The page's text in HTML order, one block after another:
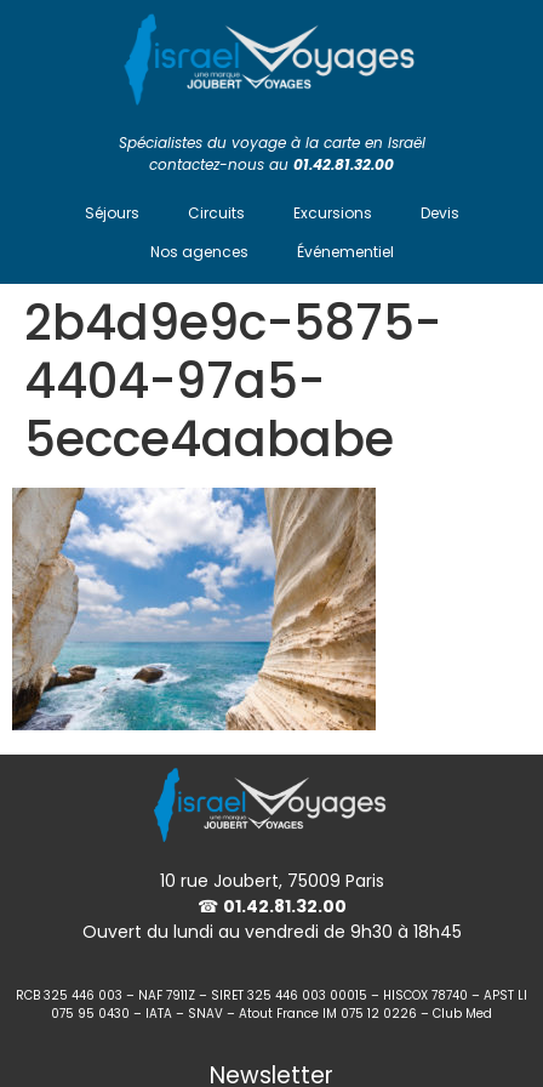
Spécialistes du voyage à la carte en Israël
contactez-nous au 01.42.81.32.00
Séjours Circuits Excursions
Devis
Nos agences
Événementiel
2b4d9e9c-5875-
4404-97a5-
5ecce4aababe
10 rue Joubert, 75009 Paris
☎ 01.42.81.32.00
Ouvert du lundi au vendredi de 9h30 à 18h45
RCB 325 446 003 – NAF 7911Z – SIRET 325 446 003 00015 – HISCOX 78740 – APST LI
075 95 0430 – IATA – SNAV – Atout France IM 075 12 0226 – Club Med
Newsletter